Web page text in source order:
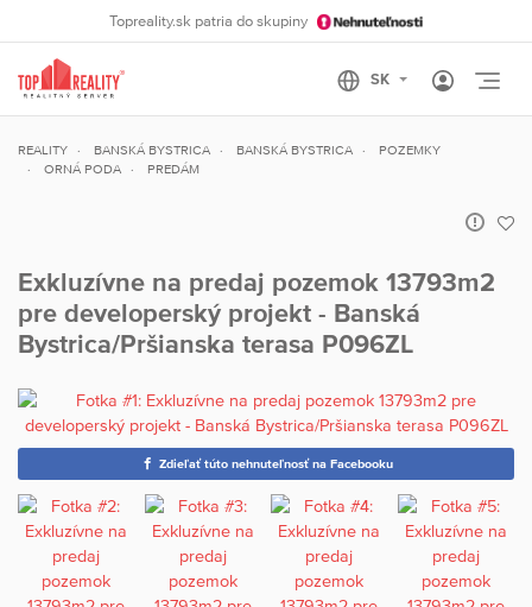
Topreality.sk patria do skupiny
REALITY BANSKÁ BYSTRICA BANSKÁ BYSTRICA
POZEMKY
ORNÁ PODA
PREDÁM
Exkluzívne na predaj pozemok 13793m2
pre developerský projekt - Banská
Bystrica/Pršianska terasa P096ZL
Zdieľať túto nehnuteľnosť na Facebooku